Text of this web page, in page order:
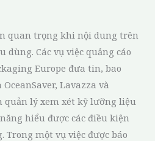
quan trọng khi nội dung trên
Các vụ việc quảng cáo
Europe đưa tin, bao
Lavazza và
quản lý xem xét kỹ lưỡng liệu
hiểu được các điều kiện
Trong một vụ việc được báo